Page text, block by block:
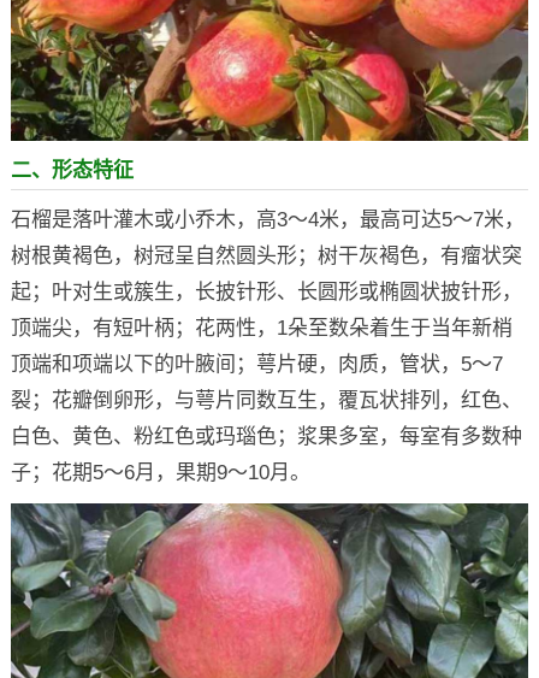
二、形态特征
石榴是落叶灌木或小乔木，高3～4米，最高可达5～7米，
树根黄褐色，树冠呈自然圆头形；树干灰褐色，有瘤状突
起；叶对生或簇生，长披针形、长圆形或椭圆状披针形，
顶端尖，有短叶柄；花两性，1朵至数朵着生于当年新梢
顶端和项端以下的叶腋间；萼片硬，肉质，管状，5～7
裂；花瓣倒卵形，与萼片同数互生，覆瓦状排列，红色、
白色、黄色、粉红色或玛瑙色；浆果多室，每室有多数种
子；花期5～6月，果期9～10月。